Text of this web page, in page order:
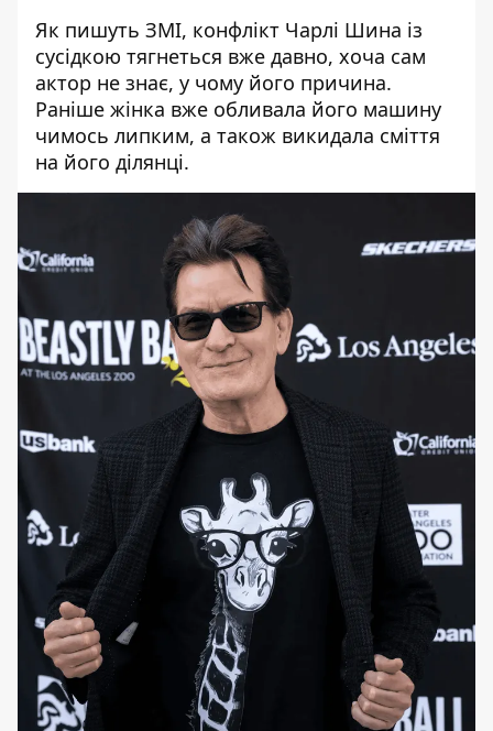
Як пишуть ЗМІ, конфлікт Чарлі Шина із
сусідкою тягнеться вже давно, хоча сам
актор не знає, у чому його причина.
Раніше жінка вже обливала його машину
чимось липким, а також викидала сміття
на його ділянці.